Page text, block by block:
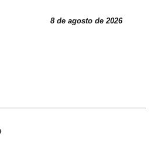
8 de agosto de 2026